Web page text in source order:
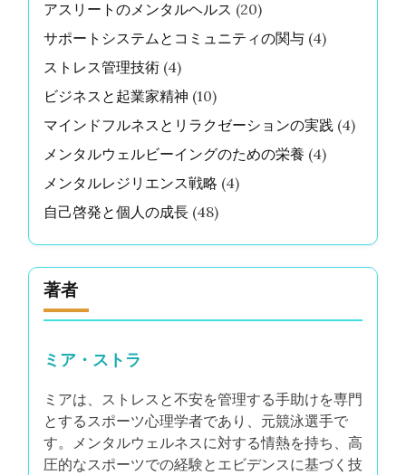
アスリートのメンタルヘルス (20)
サポートシステムとコミュニティの関与 (4)
ストレス管理技術 (4)
ビジネスと起業家精神 (10)
マインドフルネスとリラクゼーションの実践 (4)
メンタルウェルビーイングのための栄養 (4)
メンタルレジリエンス戦略 (4)
自己啓発と個人の成長 (48)
著者
ミア・ストラ
ミアは、ストレスと不安を管理する手助けを専門
とするスポーツ心理学者であり、元競泳選手で
す。メンタルウェルネスに対する情熱を持ち、高
圧的なスポーツでの経験とエビデンスに基づく技